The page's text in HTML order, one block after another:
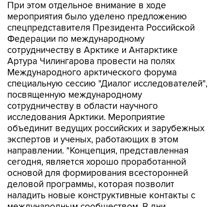
При этом отдельное внимание в ходе
мероприятия было уделено предложению
спецпредставителя Президента Российской
Федерации по международному
сотрудничеству в Арктике и Антарктике
Артура Чилингарова провести на полях
Международного арктического форума
специальную сессию "Диалог исследователей",
посвященную международному
сотрудничеству в области научного
исследования Арктики. Мероприятие
объединит ведущих российских и зарубежных
экспертов и ученых, работающих в этом
направлении. "Концепция, представленная
сегодня, является хорошо проработанной
основой для формирования всесторонней
деловой программы, которая позволит
наладить новые конструктивные контакты с